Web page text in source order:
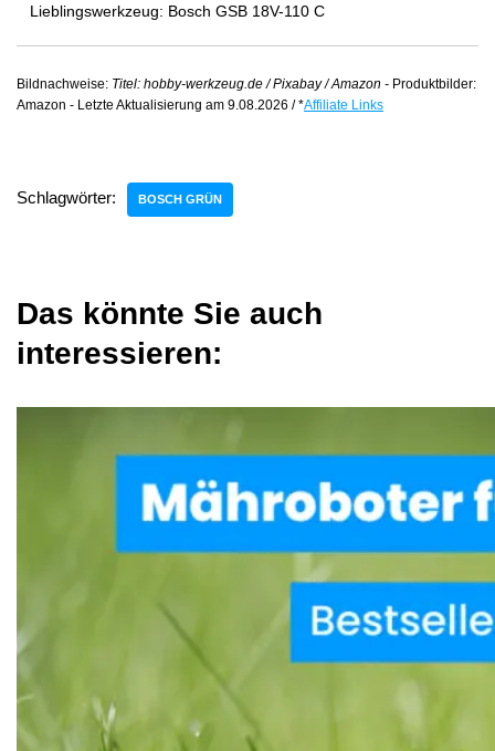
Lieblingswerkzeug: Bosch GSB 18V-110 C
Bildnachweise: Titel: hobby-werkzeug.de / Pixabay / Amazon - Produktbilder:
Amazon - Letzte Aktualisierung am 9.08.2026 / *Affiliate Links
Schlagwörter: BOSCH GRÜN
Das könnte Sie auch
interessieren: